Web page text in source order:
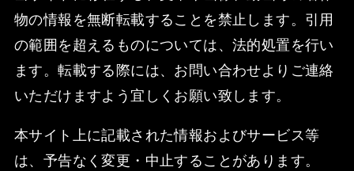
物の情報を無断転載することを禁止します。引用
の範囲を超えるものについては、法的処置を行い
ます。転載する際には、お問い合わせよりご連絡
いただけますよう宜しくお願い致します。
本サイト上に記載された情報およびサービス等
は、予告なく変更・中止することがあります。